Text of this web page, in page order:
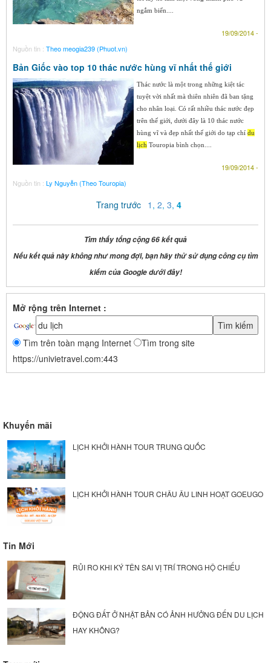
ngắm biển....
19/09/2014 -
Nguồn tin : Theo meogia239 (Phuot.vn)
Bản Giốc vào top 10 thác nước hùng vĩ nhất thế giới
Thác nước là một trong những kiệt tác
tuyệt vời nhất mà thiên nhiên đã ban tặng
cho nhân loại. Có rất nhiều thác nước đẹp
trên thế giới, dưới đây là 10 thác nước
hùng vĩ và đẹp nhất thế giới do tạp chí du
lịch Touropia bình chọn....
19/09/2014 -
Nguồn tin : Ly Nguyễn (Theo Touropia)
Trang trước 1 , 2, 3, 4
Tìm thấy tổng cộng 66 kết quả
Nếu kết quả này không như mong đợi, bạn hãy thử sử dụng công cụ tìm
kiếm của Google dưới đây!
Mở rộng trên Internet :
Tìm trên toàn mạng Internet
Tìm trong site
https://univietravel.com:443
Khuyến mãi
LỊCH KHỞI HÀNH TOUR TRUNG QUỐC
LỊCH KHỞI HÀNH TOUR CHÂU ÂU LINH HOẠT GOEUGO
Tin Mới
RỦI RO KHI KÝ TÊN SAI VỊ TRÍ TRONG HỘ CHIẾU
ĐỘNG ĐẤT Ở NHẬT BẢN CÓ ẢNH HƯỞNG ĐẾN DU LỊCH
HAY KHÔNG?